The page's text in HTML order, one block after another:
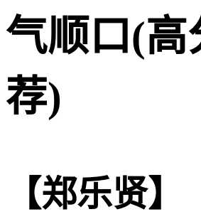
气顺口(高
荐)
【郑乐贤】